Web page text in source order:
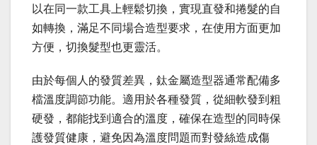
以在同一款工具上輕鬆切換，實現直發和捲髮的自
如轉換，滿足不同場合造型要求，在使用方面更加
方便，切換髮型也更靈活。
由於每個人的發質差異，鈦金屬造型器通常配備多
檔溫度調節功能。適用於各種發質，從細軟發到粗
硬發，都能找到適合的溫度，確保在造型的同時保
護發質健康，避免因為溫度問題而對發絲造成傷